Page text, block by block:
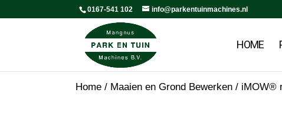
0167-541 102 info@parkentuinmachines.nl
HOME
Home / Maaien en Grond Bewerken / iMOW®